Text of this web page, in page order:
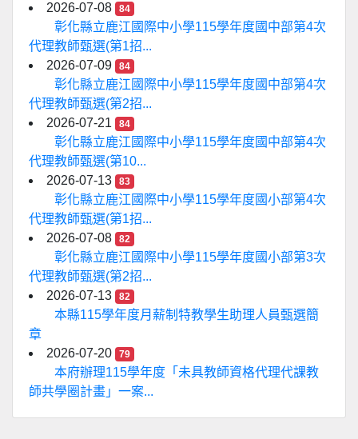
2026-07-08
84
彰化縣立鹿江國際中小學115學年度國中部第4次
代理教師甄選(第1招...
2026-07-09
84
彰化縣立鹿江國際中小學115學年度國中部第4次
代理教師甄選(第2招...
2026-07-21
84
彰化縣立鹿江國際中小學115學年度國中部第4次
代理教師甄選(第10...
2026-07-13
83
彰化縣立鹿江國際中小學115學年度國小部第4次
代理教師甄選(第1招...
2026-07-08
82
彰化縣立鹿江國際中小學115學年度國小部第3次
代理教師甄選(第2招...
2026-07-13
82
本縣115學年度月薪制特教學生助理人員甄選簡
章
2026-07-20
79
本府辦理115學年度「未具教師資格代理代課教
師共學圈計畫」一案...